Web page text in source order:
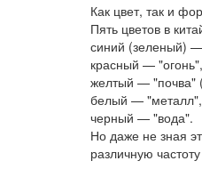
Как цвет, так и
Пять цветов в
синий (зеленый)
красный — "огонь",
желтый — "почва"
белый — "металл",
черный — "вода".
Но даже не зная
различную